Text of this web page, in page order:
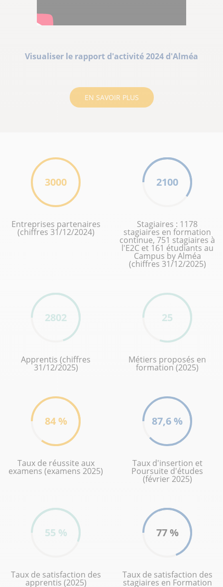
Visualiser le rapport d'activité 2024 d'Alméa
EN SAVOIR PLUS
3000
Entreprises partenaires
(chiffres 31/12/2024)
2100
Stagiaires : 1178
stagiaires en formation
continue, 751 stagiaires à
l'E2C et 161 étudiants au
Campus by Alméa
(chiffres 31/12/2025)
2802
Apprentis (chiffres
31/12/2025)
25
Métiers proposés en
formation (2025)
84 %
Taux de réussite aux
examens (examens 2025)
87,6 %
Taux d'insertion et
Poursuite d'études
(février 2025)
55 %
Taux de satisfaction des
apprentis (2025)
77 %
Taux de satisfaction des
stagiaires en Formation